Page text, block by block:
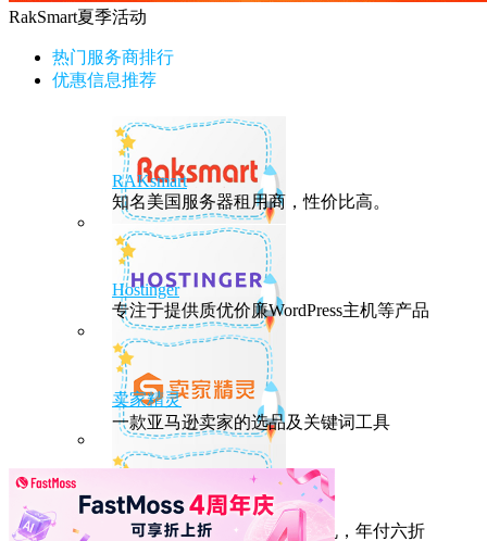
RakSmart夏季活动
热门服务商排行
优惠信息推荐
RAKsmart
知名美国服务器租用商，性价比高。
Hostinger
专注于提供质优价廉WordPress主机等产品
卖家精灵
一款亚马逊卖家的选品及关键词工具
HostEase
性能出众的高性价比美国主机，年付六折